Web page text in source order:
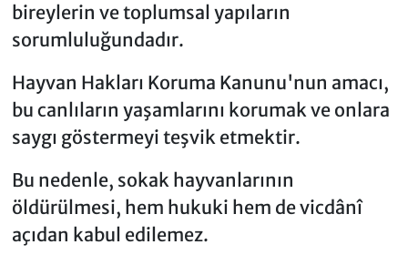
bireylerin ve toplumsal yapıların
sorumluluğundadır.
Hayvan Hakları Koruma Kanunu'nun amacı,
bu canlıların yaşamlarını korumak ve onlara
saygı göstermeyi teşvik etmektir.
Bu nedenle, sokak hayvanlarının
öldürülmesi, hem hukuki hem de vicdânî
açıdan kabul edilemez.